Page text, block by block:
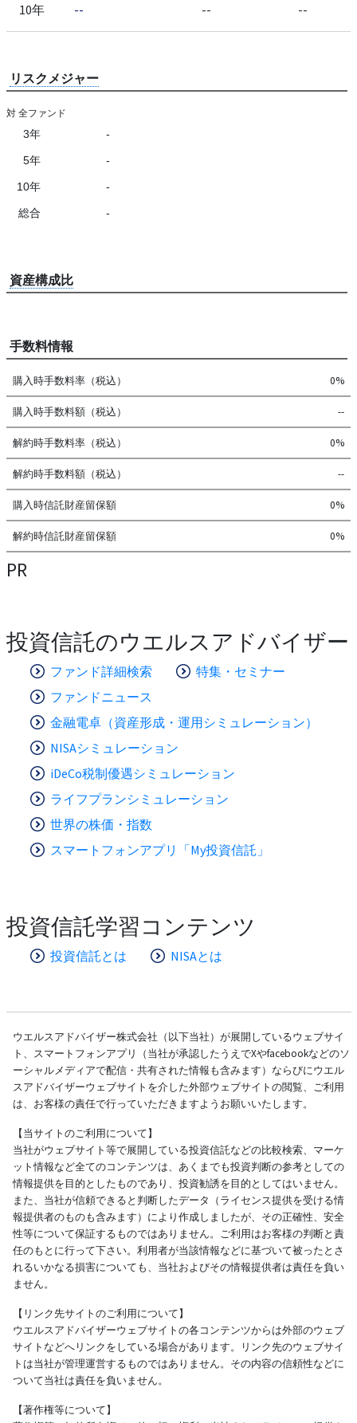
10年 -- -- --
リスクメジャー
対 全ファンド
3年 -
5年 -
10年 -
総合 -
資産構成比
手数料情報
購入時手数料率（税込） 0%
購入時手数料額（税込） --
解約時手数料率（税込） 0%
解約時手数料額（税込） --
購入時信託財産留保額 0%
解約時信託財産留保額 0%
PR
投資信託のウエルスアドバイザー
ファンド詳細検索
特集・セミナー
ファンドニュース
金融電卓（資産形成・運用シミュレーション）
NISAシミュレーション
iDeCo税制優遇シミュレーション
ライフプランシミュレーション
世界の株価・指数
スマートフォンアプリ「My投資信託」
投資信託学習コンテンツ
投資信託とは NISAとは
ウエルスアドバイザー株式会社（以下当社）が展開しているウェブサイ
ト、スマートフォンアプリ（当社が承認したうえでXやfacebookなどのソ
ーシャルメディアで配信・共有された情報も含みます）ならびにウエル
スアドバイザーウェブサイトを介した外部ウェブサイトの閲覧、ご利用
は、お客様の責任で行っていただきますようお願いいたします。
【当サイトのご利用について】
当社がウェブサイト等で展開している投資信託などの比較検索、マーケ
ット情報など全てのコンテンツは、あくまでも投資判断の参考としての
情報提供を目的としたものであり、投資勧誘を目的としてはいません。
また、当社が信頼できると判断したデータ（ライセンス提供を受ける情
報提供者のものも含みます）により作成しましたが、その正確性、安全
性等について保証するものではありません。ご利用はお客様の判断と責
任のもとに行って下さい。利用者が当該情報などに基づいて被ったとさ
れるいかなる損害についても、当社およびその情報提供者は責任を負い
ません。
【リンク先サイトのご利用について】
ウエルスアドバイザーウェブサイトの各コンテンツからは外部のウェブ
サイトなどへリンクをしている場合があります。リンク先のウェブサイ
トは当社が管理運営するものではありません。その内容の信頼性などに
ついて当社は責任を負いません。
【著作権等について】